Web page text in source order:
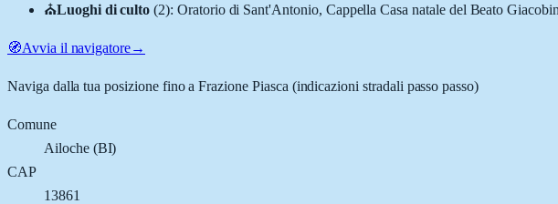
⛪Luoghi di culto (2): Oratorio di Sant'Antonio, Cappella Casa natale del Beato
🧭Avvia il navigatore→
Naviga dalla tua posizione fino aFrazione Piasca (indicazioni stradali passo passo)
Comune
Ailoche(BI)
CAP
13861